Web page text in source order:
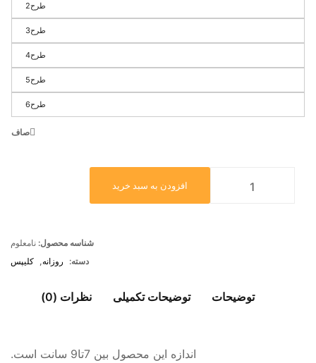
طرح2
طرح3
طرح4
طرح5
طرح6
صاف
افزودن به سبد خرید
شناسه محصول: نامعلوم
دسته:
روزانه, کلیپس
توضیحات توضیحات تکمیلی نظرات (0)
اندازه این محصول بین 7تا9 سانت است.